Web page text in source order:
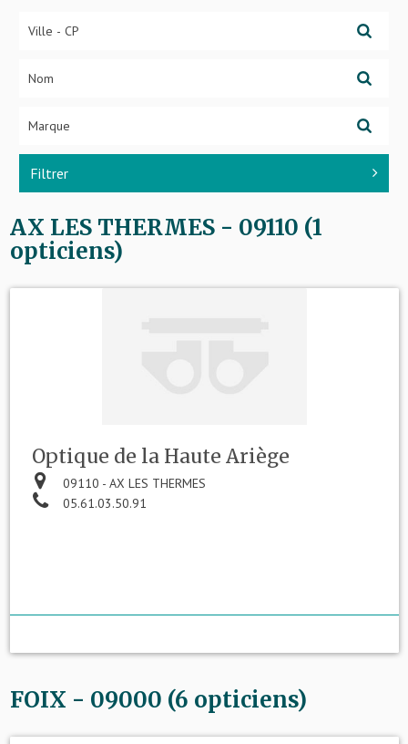
Filtrer
AX LES THERMES - 09110 (1
opticiens)
Optique de la Haute Ariège
09110 - AX LES THERMES
05.61.03.50.91
FOIX - 09000 (6 opticiens)